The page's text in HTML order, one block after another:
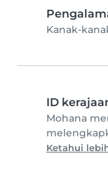
Kanak-
ID
Mohana
Ketahui